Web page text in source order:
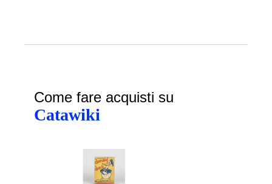
Come fare acquisti su
Catawiki